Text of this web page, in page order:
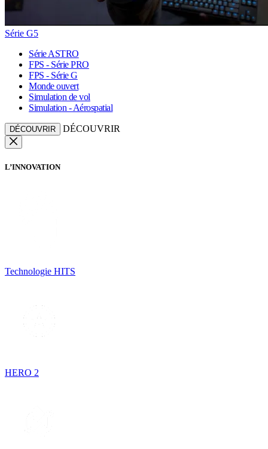
Série G5
Série ASTRO
FPS - Série PRO
FPS - Série G
Monde ouvert
Simulation de vol
Simulation - Aérospatial
DÉCOUVRIR DÉCOUVRIR
L’INNOVATION
Technologie HITS
HERO 2